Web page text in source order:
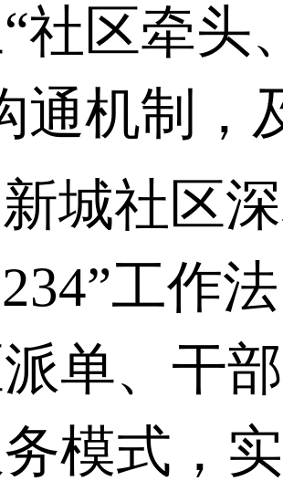
社区牵头
通机制，
新城社区
工作
单、干
模式，